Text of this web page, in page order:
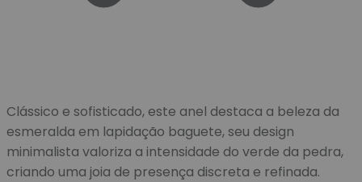
Clássico e sofisticado, este anel destaca a beleza da
esmeralda em lapidação baguete, seu design
minimalista valoriza a intensidade do verde da pedra,
criando uma joia de presença discreta e refinada.